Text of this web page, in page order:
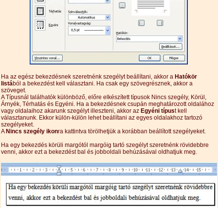
Ha az egész bekezdésnek szeretnénk szegélyt beállítani, akkor a Hatókör
listából a bekezdést kell választani. Ha csak egy szövegrésznek, akkor a
szöveget.
A Típusnál találhatók különböző, előre elkészített típusok Nincs szegély, Körül,
Árnyék, Térhatás és Egyéni. Ha a bekezdésnek csupán meghatározott oldalához
vagy oldalaihoz akarunk szegélyt illeszteni, akkor az Egyéni típust kell
választanunk. Ekkor külön-külön lehet beállítani az egyes oldalakhoz tartozó
szegélyeket.
A Nincs szegély ikonra kattintva törölhetjük a korábban beállított szegélyeket.
Ha egy bekezdés körüli margótól margóig tartó szegélyt szeretnénk rövidebbre
venni, akkor ezt a bekezdést bal és jobboldali behúzásával oldhatjuk meg.